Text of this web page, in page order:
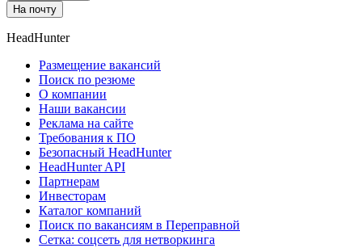
На почту
HeadHunter
Размещение вакансий
Поиск по резюме
О компании
Наши вакансии
Реклама на сайте
Требования к ПО
Безопасный HeadHunter
HeadHunter API
Партнерам
Инвесторам
Каталог компаний
Поиск по вакансиям в Переправной
Сетка: соцсеть для нетворкинга